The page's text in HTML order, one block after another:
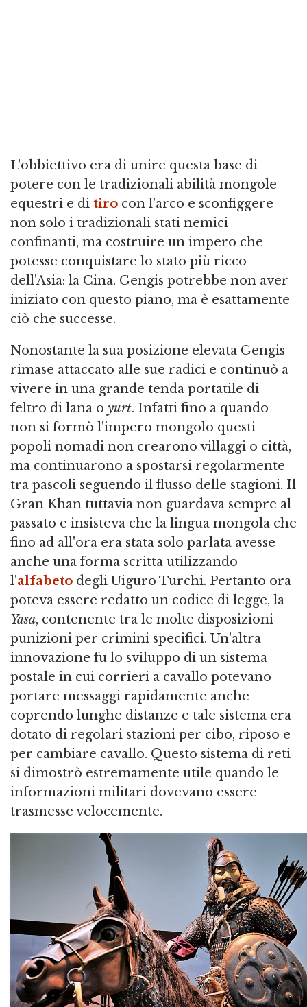
L'obbiettivo era di unire questa base di
potere con le tradizionali abilità mongole
equestri e di tiro con l'arco e sconfiggere
non solo i tradizionali stati nemici
confinanti, ma costruire un impero che
potesse conquistare lo stato più ricco
dell'Asia: la Cina. Gengis potrebbe non aver
iniziato con questo piano, ma è esattamente
ciò che successe.
Nonostante la sua posizione elevata Gengis
rimase attaccato alle sue radici e continuò a
vivere in una grande tenda portatile di
feltro di lana o yurt. Infatti fino a quando
non si formò l'impero mongolo questi
popoli nomadi non crearono villaggi o città,
ma continuarono a spostarsi regolarmente
tra pascoli seguendo il flusso delle stagioni. Il
Gran Khan tuttavia non guardava sempre al
passato e insisteva che la lingua mongola che
fino ad all'ora era stata solo parlata avesse
anche una forma scritta utilizzando
l'alfabeto degli Uiguro Turchi. Pertanto ora
poteva essere redatto un codice di legge, la
Yasa, contenente tra le molte disposizioni
punizioni per crimini specifici. Un'altra
innovazione fu lo sviluppo di un sistema
postale in cui corrieri a cavallo potevano
portare messaggi rapidamente anche
coprendo lunghe distanze e tale sistema era
dotato di regolari stazioni per cibo, riposo e
per cambiare cavallo. Questo sistema di reti
si dimostrò estremamente utile quando le
informazioni militari dovevano essere
trasmesse velocemente.